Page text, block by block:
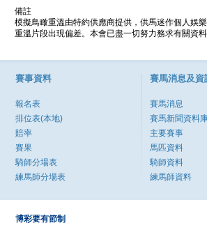
備註
模擬鳥瞰重溫由特約供應商提供，供馬迷作個人娛
重溫片段出現偏差。本會已盡一切努力務求有關資
賽事資料
報名表
排位表(本地)
賠率
賽果
騎師分場表
練馬師分場表
賽馬消息及資
賽馬消息
賽馬新聞資料
主要賽事
馬匹資料
騎師資料
練馬師資料
博彩要有節制